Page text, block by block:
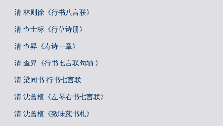
清 林则徐《行书八言联》
清 查士标《行草诗册》
清 查昇《寿诗一章》
清 查昇《行书七言联句轴 》
清 梁同书 行书七言联
清 沈曾植《左琴右书七言联》
清 沈曾植《致味莼书札》